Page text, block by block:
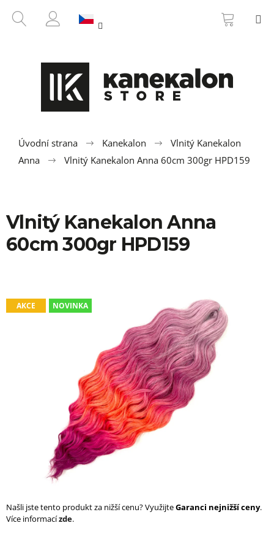
HLEDAT
PŘIHLÁŠENÍ
KOŠÍK
Úvodní strana Kanekalon
Vlnitý Kanekalon
Anna
Vlnitý Kanekalon Anna 60cm 300gr HPD159
Vlnitý Kanekalon Anna
60cm 300gr HPD159
AKCE NOVINKA
Našli jste tento produkt za nižší cenu? VyužijteGaranci nejnižší ceny.
Více informacízde.
ZPĚT
ZPĚT
e
e
t
HLEDAT
o
r
u